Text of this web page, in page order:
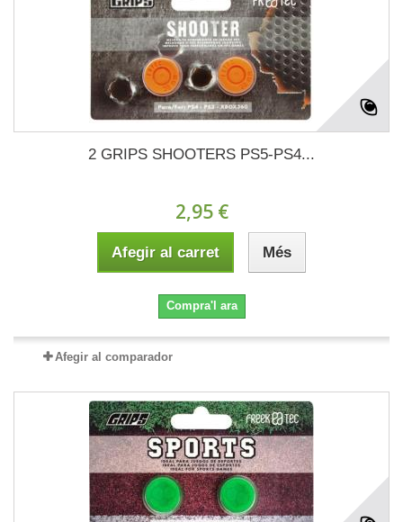
2 GRIPS SHOOTERS PS5-PS4...
2,95 €
Afegir al carret Més
Compra'l ara
Afegir al comparador